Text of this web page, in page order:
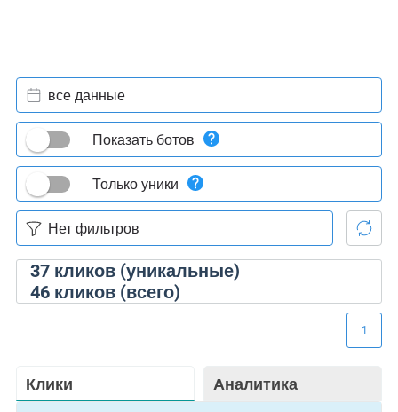
37кликов (уникальные)
46кликов (всего)
все данные
Показать ботов
Только уники
Клики Аналитика
1